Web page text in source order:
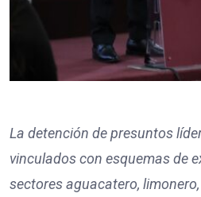
La detención de presuntos
vinculados con esquemas de
sectores aguacatero,